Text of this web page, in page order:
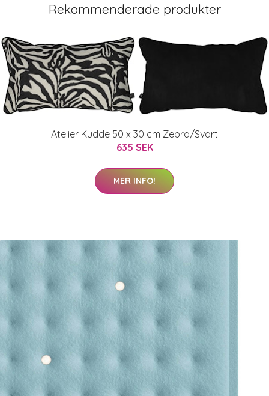
Rekommenderade produkter
Atelier Kudde 50 x 30 cm Zebra/Svart
635 SEK
MER INFO!